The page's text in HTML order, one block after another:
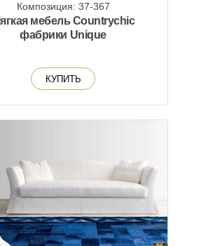
Композиция: 37-367
мебель Countrychic
фабрики Unique
КУПИТЬ